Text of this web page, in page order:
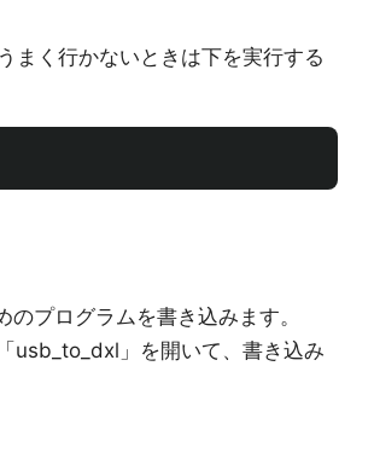
まく行かないときは下を実行する
プログラムを書き込みます。
usb_to_dxl」を開いて、書き込み